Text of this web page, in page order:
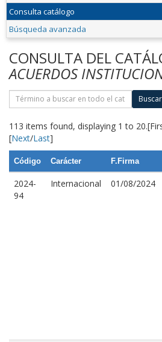
Consulta catálogo
Búsqueda avanzada
CONSULTA DEL
ACUERDOS
Buscar
113 items found, displaying 1 to 20.
[Next/Last]
Código Carácter F.Firma
2024-
94
Internacional 01/08/2024